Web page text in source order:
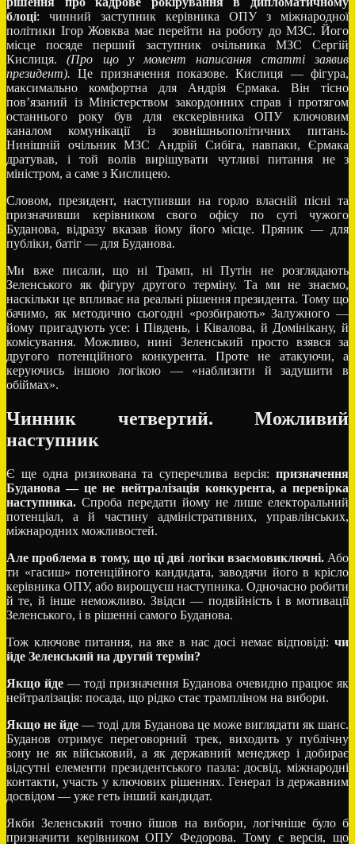
блоці: чинний заступник керівника ОПУ з міжнародної
політики Ігор Жовква має перейти на роботу до МЗС. Його
місце посяде перший заступник очільника МЗС Сергій
Кислиця.(Про що у момент написання статті заявив
президент). Це призначення показове. Кислиця — фігура,
максимально комфортна для Андрія Єрмака. Він тісно
пов’язаний із Міністерством закордонних справ і протягом
останнього року був для екскерівника ОПУ ключовим
каналом комунікації із зовнішньополітичних питань.
Нинішній очільник МЗС Андрій Сибіга, навпаки, Єрмака
дратував, і той волів вирішувати чутливі питання не з
міністром, а саме з Кислицею.
Словом, президент, наступивши на горло власній пісні та
призначивши керівником свого офісу по суті чужого
Буданова, відразу вказав йому його місце. Пряник — для
публіки, батіг — для Буданова.
Ми вже писали, що ні Трамп, ні Путін не розглядають
Зеленського як фігуру другого терміну. Та ми не знаємо,
наскільки це впливає на реальні рішення президента. Тому що
бачимо, як методично сьогодні «розбирають» Залужного —
йому пригадують усе: і Південь, і Ківалова, й Домінікану, й
комісування. Можливо, нині Зеленський просто взявся за
другого потенційного конкурента. Проте не атакуючи, а
керуючись іншою логікою — «наблизити й задушити в
обіймах».
Чинник четвертий.
Можливий
наступник
Є ще одна ризикована та суперечлива версія: призначення
Буданова — це не нейтралізація конкурента, а перевірка
наступника. Спроба передати йому не лише електоральний
потенціал, а й частину адміністративних, управлінських,
міжнародних можливостей.
Але проблема в тому, що ці дві логіки взаємовиключні.Або
ти «гасиш» потенційного кандидата, заводячи його в крісло
керівника ОПУ, або вирощуєш наступника. Одночасно робити
й те, й інше неможливо. Звідси — подвійність і в мотивації
Зеленського, і в рішенні самого Буданова.
Тож ключове питання, на яке в нас досі немає відповіді: чи
йде Зеленський на другий термін?
Якщо йде — тоді призначення Буданова очевидно працює як
нейтралізація: посада, що рідко стає трампліном на вибори.
Якщо не йде — тоді для Буданова це може виглядати як шанс.
Буданов отримує переговорний трек, виходить у публічну
зону не як військовий, а як державний менеджер і добирає
відсутні елементи президентського пазла: досвід, міжнародні
контакти, участь у ключових рішеннях. Генерал із державним
досвідом — уже геть інший кандидат.
Якби Зеленський точно йшов на вибори, логічніше було б
призначити керівником ОПУ Федорова. Тому є версія, що